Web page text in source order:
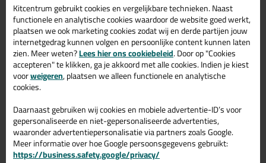
Bekijken Bekijken
Kitcentrum gebruikt cookies en vergelijkbare technieken. Naast
functionele en analytische cookies waardoor de website goed werkt,
plaatsen we ook marketing cookies zodat wij en derde partijen jouw
internetgedrag kunnen volgen en persoonlijke content kunnen laten
zien. Meer weten?Lees hier ons cookiebeleid. Door op "Cookies
accepteren" te klikken, ga je akkoord met alle cookies. Indien je kiest
voorweigeren, plaatsen we alleen functionele en analytische
cookies.
Daarnaast gebruiken wij cookies en mobiele advertentie-ID’s voor
gepersonaliseerde en niet-gepersonaliseerde advertenties,
waaronder advertentiepersonalisatie via partners zoals Google.
Meer informatie over hoe Google persoonsgegevens gebruikt:
https://business.safety.google/privacy/